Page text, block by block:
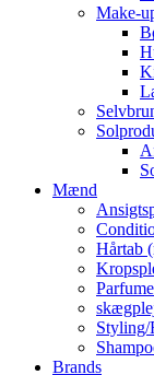
Make-
Mænd
Hårtab
Brands